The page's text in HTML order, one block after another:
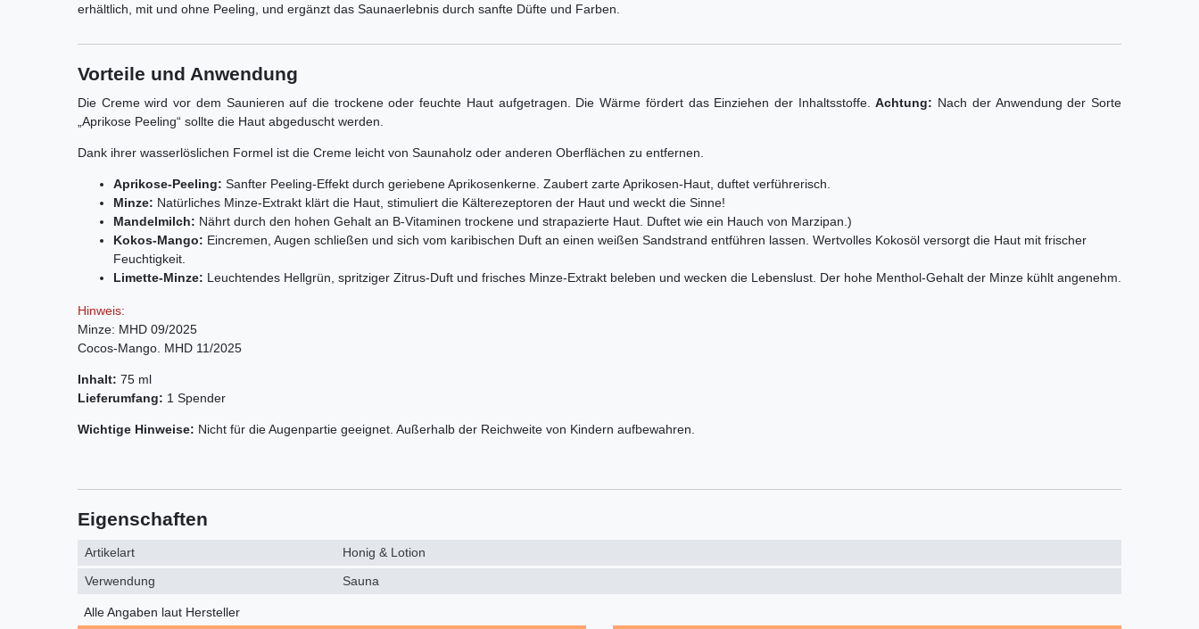
erhältlich, mit und ohne Peeling, und ergänzt das Saunaerlebnis durch sanfte Düfte und Farben.
Vorteile und Anwendung
Die Creme wird vor dem Saunieren auf die trockene oder feuchte Haut aufgetragen. Die Wärme fördert das Einziehen der Inhaltsstoffe.Achtung: Nach der Anwendung der Sorte
„Aprikose Peeling“ sollte die Haut abgeduscht werden.
Dank ihrer wasserlöslichen Formel ist die Creme leicht von Saunaholz oder anderen Oberflächen zu entfernen.
Aprikose-Peeling: Sanfter Peeling-Effekt durch geriebene Aprikosenkerne. Zaubert zarte Aprikosen-Haut, duftet verführerisch.
Minze: Natürliches Minze-Extrakt klärt die Haut, stimuliert die Kälterezeptoren der Haut und weckt die Sinne!
Mandelmilch: Nährt durch den hohen Gehalt an B-Vitaminen trockene und strapazierte Haut. Duftet wie ein Hauch von Marzipan.)
Kokos-Mango: Eincremen, Augen schließen und sich vom karibischen Duft an einen weißen Sandstrand entführen lassen. Wertvolles Kokosöl versorgt die Haut mit frischer
Feuchtigkeit.
Limette-Minze: Leuchtendes Hellgrün, spritziger Zitrus-Duft und frisches Minze-Extrakt beleben und wecken die Lebenslust. Der hohe Menthol-Gehalt der Minze kühlt angenehm.
Hinweis:
Minze: MHD 09/2025
Cocos-Mango. MHD 11/2025
Inhalt: 75 ml
Lieferumfang: 1 Spender
Wichtige Hinweise: Nicht für die Augenpartie geeignet. Außerhalb der Reichweite von Kindern aufbewahren.
Eigenschaften
Artikelart Honig & Lotion
Verwendung Sauna
Alle Angaben laut Hersteller